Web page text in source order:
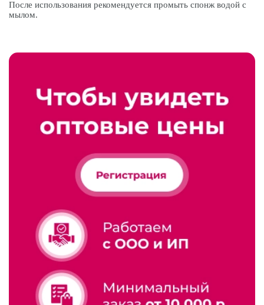
После использования рекомендуется промыть спонж водой с
мылом.